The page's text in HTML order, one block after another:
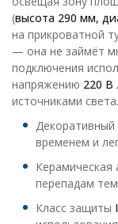
(высота 290 мм,
на прикроватной
— она не займёт
подключения
напряжению 220 В
источниками света.
Декоративный
временем и
Керамическая
перепадам
Класс защиты